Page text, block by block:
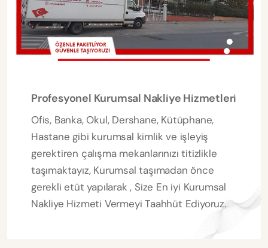
Profesyonel Kurumsal Nakliye Hizmetleri
Ofis, Banka, Okul, Dershane, Kütüphane,
Hastane gibi kurumsal kimlik ve işleyiş
gerektiren çalışma mekanlarınızı titizlikle
taşımaktayız, Kurumsal taşımadan önce
gerekli etüt yapılarak , Size En iyi Kurumsal
Nakliye Hizmeti Vermeyi Taahhüt Ediyoruz.